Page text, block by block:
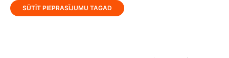
SŪTĪT PIEPRASĪJUMU TAGAD